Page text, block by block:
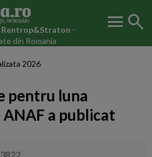
Rentrop&Straton -
din Romania
menu search
2026
pentru luna
ANAF a publicat
3822